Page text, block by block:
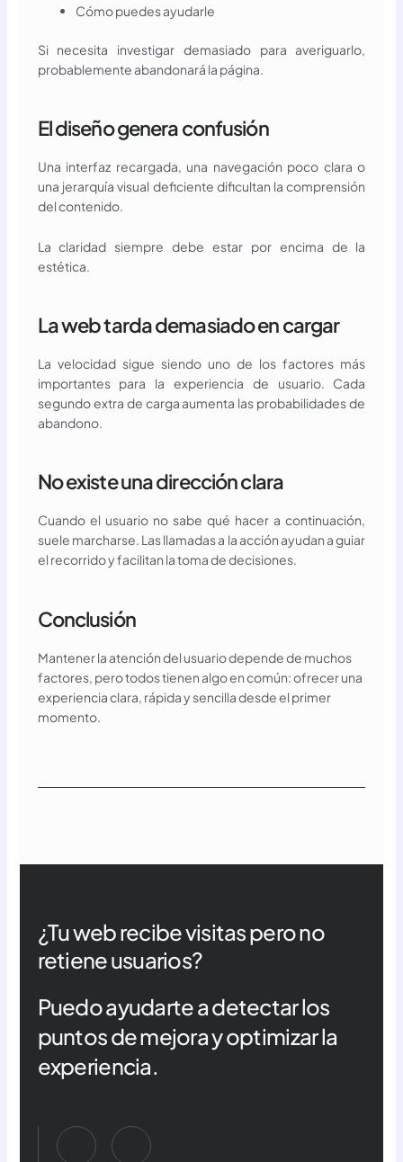
Cómo puedes ayudarle
Si necesita investigar demasiado para averiguarlo,
probablemente abandonará la página.
El diseño genera confusión
Una interfaz recargada, una navegación poco clara o
una jerarquía visual deficiente dificultan la comprensión
del contenido.
La claridad siempre debe estar por encima de la
estética.
La web tarda demasiado en cargar
La velocidad sigue siendo uno de los factores más
importantes para la experiencia de usuario. Cada
segundo extra de carga aumenta las probabilidades de
abandono.
No existe una dirección clara
Cuando el usuario no sabe qué hacer a continuación,
suele marcharse. Las llamadas a la acción ayudan a guiar
el recorrido y facilitan la toma de decisiones.
Conclusión
Mantener la atención del usuario depende de muchos
factores, pero todos tienen algo en común: ofrecer una
experiencia clara, rápida y sencilla desde el primer
momento.
¿Tu web recibe visitas pero no
retiene usuarios?
Puedo ayudarte a detectar los
puntos de mejora y optimizar la
experiencia.
J J